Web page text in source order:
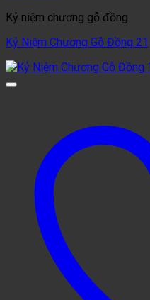
Kỷ niệm chương gỗ đồng
Kỷ Niệm Chương Gỗ Đồng 21